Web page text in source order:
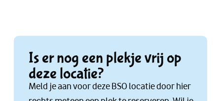
Is er nog een plekje vrij op
deze locatie?
Meld je aan voor deze BSO locatie door hier